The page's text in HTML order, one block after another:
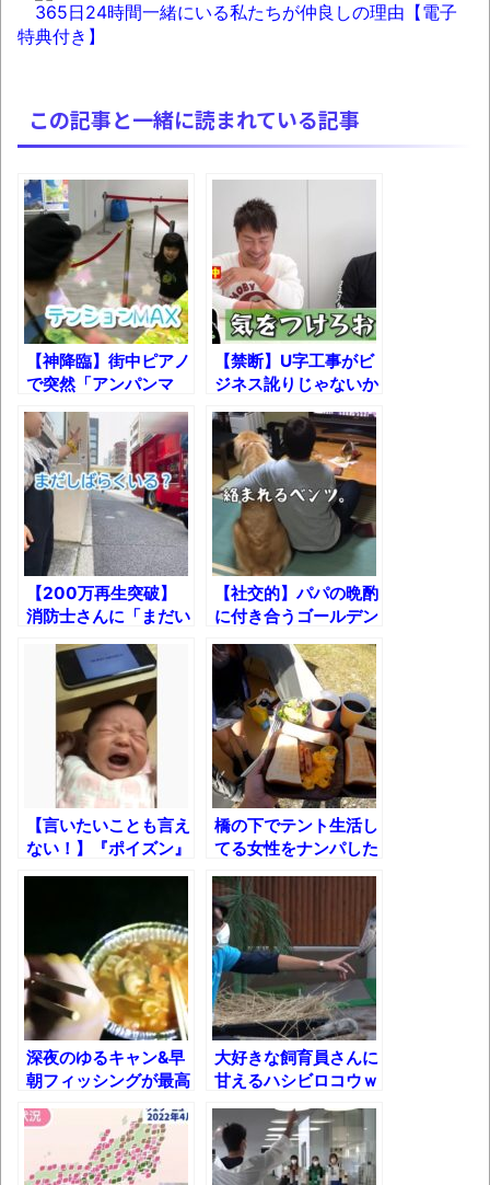
琵琶湖三市同時花火大会、開催中止を発
翻訳によると「怒った子どもが我慢に我慢
ったのに・・・」とのこと。
まっぷたつに…日本レトロゲーム協会がゲー
ムソフトCDの劣化について問題提起 他
別にどこの誰が一日何時間睡眠だろうがど
うでもいいじゃないですか
8月26日にリメイク完結編「FF7リベレーシ
ョン」の新映像が公開！欧州gamescom 2026
にて
凡庸な悪
お前らの身体の悩み教えてくれ
「アメリカのヤンキーがアジア人にケンカ
を売った結果ｗｗｗ」 ほか
【読書感想】山野辺太郎『いつか深い穴に
落ちるまで』
映画ちいかわ観に行ったので感想を書きま
す(若干ネタバレあり) 26/07/25
マケイン9巻＆アニメ公式ガイド感想
独学で挑んだ2026年二級建築士学科試験結
果速報（仮）
体験談：仕事で同じビルの中に入っている
グループ会社の嫁子 [ほのぼの]
葉月つばさちゃん、昔から見てるんだけど
かなりお姉さんになったね
壊れたエアコンと歌えないボク
バージョンアップ情報更新 AOMEI
Backupper Standard 8.3.0 などバージョンア
ップ
高嶋ちさ子、ダウン症の姉が暴行事件！事
件の一部始終と衝撃の結末
365日24時間一緒にいる私たちが仲良しの理由【電子
特典付き】
この記事と一緒に読まれている記事
【神降臨】街中ピアノ
で突然「アンパンマ
ン」弾いたら可愛すぎ
る女の子キターーー
www
【禁断】U字工事がビ
ジネス訛りじゃないか
検証した結果!!
【200万再生突破】
消防士さんに「まだい
る？」と言われた子ど
もが待っていた結果!!
【社交的】パパの晩酌
に付き合うゴールデン
レトリバーw
【言いたいことも言え
ない！】『ポイズン』
で泣きやむ赤ちゃんｗ
橋の下でテント生活し
てる女性をナンパした
ら夜明けのコーヒーが
飲めたw
深夜のゆるキャン&早
朝フィッシングが最高
すぎた件ｗ
大好きな飼育員さんに
甘えるハシビロコウｗ